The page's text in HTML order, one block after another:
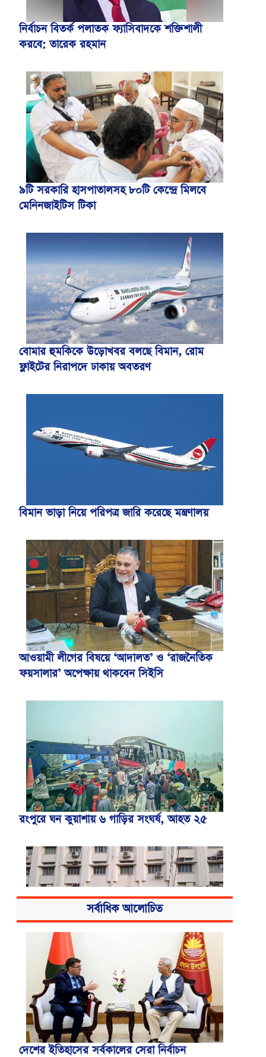
নির্বাচন বিতর্ক পলাতক ফ্যাসিবাদকে শক্তিশালী
করবে: তারেক রহমান
৯টি সরকারি হাসপাতালসহ ৮০টি কেন্দ্রে মিলবে
মেনিনজাইটিস টিকা
বোমার হুমকিকে উড়োখবর বলছে বিমান, রোম
ফ্লাইটের নিরাপদে ঢাকায় অবতরণ
বিমান ভাড়া নিয়ে পরিপত্র জারি করেছে মন্ত্রণালয়
আওয়ামী লীগের বিষয়ে ‘আদালত’ ও ‘রাজনৈতিক
ফয়সালার’ অপেক্ষায় থাকবেন সিইসি
রংপুরে ঘন কুয়াশায় ৬ গাড়ির সংঘর্ষ, আহত ২৫
বিএসএমএমইউয়ের নতুন নাম বাংলাদেশ
মেডিকেল বিশ্ববিদ্যালয়
সর্বাধিক আলোচিত
দেশের ইতিহাসের সর্বকালের সেরা নির্বাচন